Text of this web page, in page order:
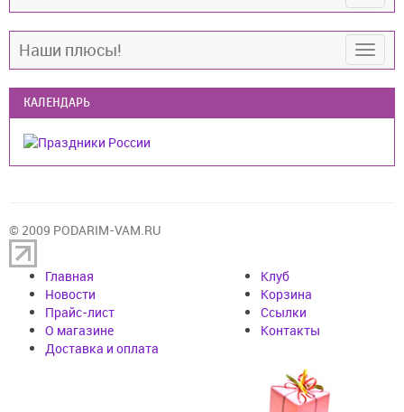
Наши плюсы!
КАЛЕНДАРЬ
© 2009 PODARIM-VAM.RU
Главная
Новости
Прайс-лист
О магазине
Доставка и оплата
Клуб
Корзина
Cсылки
Контакты